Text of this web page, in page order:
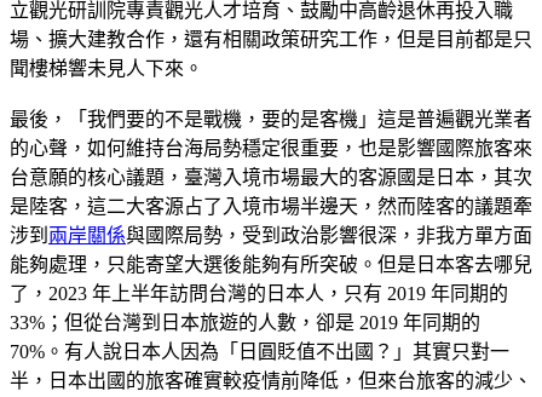
立觀光研訓院專責觀光人才培育、鼓勵中高齡退休再投入職
場、擴大建教合作，還有相關政策研究工作，但是目前都是只
聞樓梯響未見人下來。
最後，「我們要的不是戰機，要的是客機」這是普遍觀光業者
的心聲，如何維持台海局勢穩定很重要，也是影響國際旅客來
台意願的核心議題，臺灣入境市場最大的客源國是日本，其次
是陸客，這二大客源占了入境市場半邊天，然而陸客的議題牽
涉到 兩岸關係與國際局勢，受到政治影響很深，非我方單方面
能夠處理，只能寄望大選後能夠有所突破。但是日本客去哪兒
了，2023 年上半年訪問台灣的日本人，只有 2019 年同期的
33%；但從台灣到日本旅遊的人數，卻是 2019 年同期的
70%。有人說日本人因為「日圓貶值不出國？」其實只對一
半，日本出國的旅客確實較疫情前降低，但來台旅客的減少、